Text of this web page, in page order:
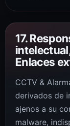
17.
Enlaces
CCTV &
derivados de
ajenos a su
malware,